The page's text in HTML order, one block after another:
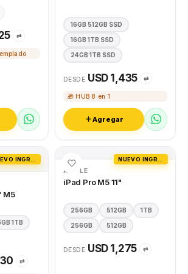
⇄
16GB 512GB SSD
16GB 1TB SSD
24GB 1TB SSD
DESDE USD 1,435 ⇄
🎁 HUB 8 en 1
Agregar
M5
1TB
⇄
APPLE
iPad Pro M5 11"
256GB 512GB 1TB
256GB 512GB
DESDE USD 1,275 ⇄